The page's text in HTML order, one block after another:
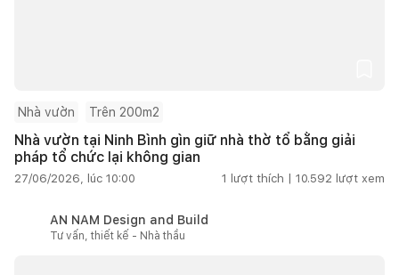
Nhà vườn Trên 200m2
Nhà vườn tại Ninh Bình gìn giữ nhà thờ tổ bằng giải
pháp tổ chức lại không gian
27/06/2026, lúc 10:00 1 lượt thích | 10.592 lượt xem
AN NAM Design and Build
Tư vấn, thiết kế - Nhà thầu